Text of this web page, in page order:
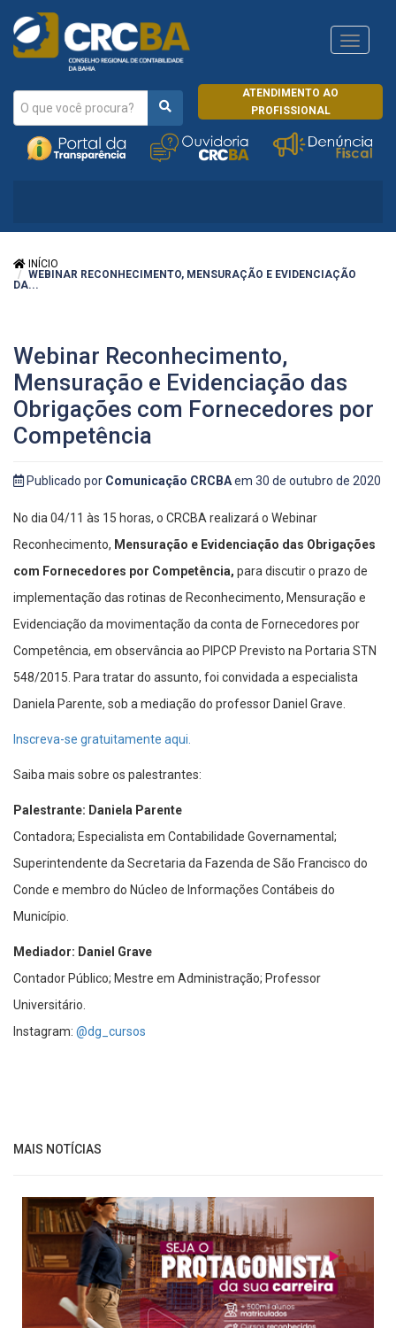
ATENDIMENTO AO
PROFISSIONAL
CRCRJ
INÍCIO
WEBINAR RECONHECIMENTO, MENSURAÇÃO E EVIDENCIAÇÃO
DA...
Webinar Reconhecimento,
Mensuração e Evidenciação das
Obrigações com Fornecedores por
Competência
Publicado por Comunicação CRCBAem 30 de outubro de 2020
No dia 04/11 às 15 horas, o CRCBA realizará o Webinar
Reconhecimento, Mensuração e Evidenciação das Obrigações
com Fornecedores por Competência, para discutir o prazo de
implementação das rotinas de Reconhecimento, Mensuração e
Evidenciação da movimentação da conta de Fornecedores por
Competência, em observância ao PIPCP Previsto na Portaria STN
548/2015. Para tratar do assunto, foi convidada a especialista
Daniela Parente, sob a mediação do professor Daniel Grave.
Inscreva-se gratuitamente aqui.
Saiba mais sobre os palestrantes:
Palestrante: Daniela Parente
Contadora; Especialista em Contabilidade Governamental;
Superintendente da Secretaria da Fazenda de São Francisco do
Conde e membro do Núcleo de Informações Contábeis do
Município.
Mediador: Daniel Grave
Contador Público; Mestre em Administração; Professor
Universitário.
Instagram: @dg_cursos
MAIS NOTÍCIAS